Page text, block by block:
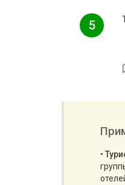
5
•